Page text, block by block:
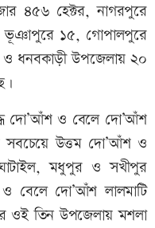
৪৫৬ হেক্টর, নাগরপুরে
১৫, গোপালপুরে
ধনবকাড়ী উপজেলায় ২০
দো’আঁশ ও বেলে দো’আঁশ
সবচেয়ে উত্তম দো’আঁশ ও
মধুপুর ও সখীপুর
বেলে দো’আঁশ লালমাটি
ওই তিন উপজেলায় মশলা